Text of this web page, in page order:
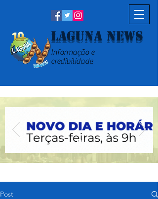
Laguna News
Informação e
credibilidade
Post